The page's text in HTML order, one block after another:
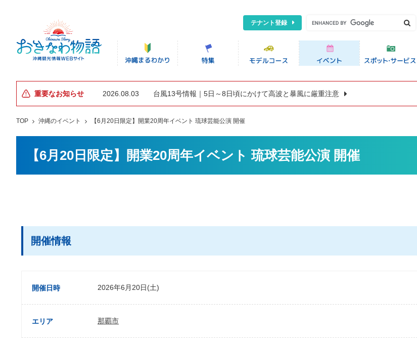
テナント登録
重要なお知らせ 2026.08.03 台風13号情報｜5日～8日頃にかけて高波と暴風に厳重注意
TOP 沖縄のイベント 【6月20日限定】開業20周年イベント 琉球芸能公演 開催
【6月20日限定】開業20周年イベント 琉球芸能公演 開催
開催情報
開催日時 2026年6月20日(土)
エリア 那覇市